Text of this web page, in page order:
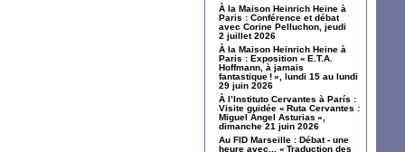
À la Maison Heinrich Heine à
Paris : Conférence et débat
avec Corine Pelluchon, jeudi
2 juillet 2026
À la Maison Heinrich Heine à
Paris : Exposition « E.T.A.
Hoffmann, à jamais
fantastique !», lundi 15 au lundi
29 juin 2026
À l’Instituto Cervantes à París :
Visite guidée « Ruta Cervantes :
Miguel Ángel Asturias »,
dimanche 21 juin 2026
Au FID Marseille : Débat - une
heure avec... « Traduction des